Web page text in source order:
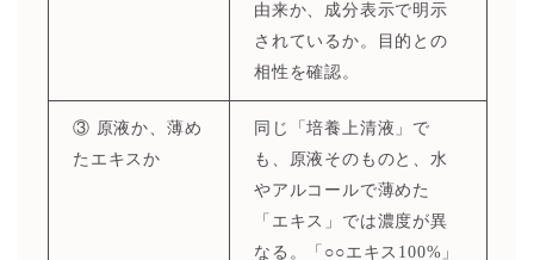
由来か、成分表示で明示
されているか。目的との
相性を確認。
③ 原液か、薄め
たエキスか
同じ「培養上清液」で
も、原液そのものと、水
やアルコールで薄めた
「エキス」では濃度が異
なる。「○○エキス100%」